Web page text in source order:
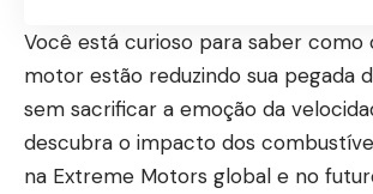
Você está curioso para saber como
motor estão reduzindo sua pegada
sem sacrificar a emoção da
descubra o impacto dos
na Extreme Motors global e no